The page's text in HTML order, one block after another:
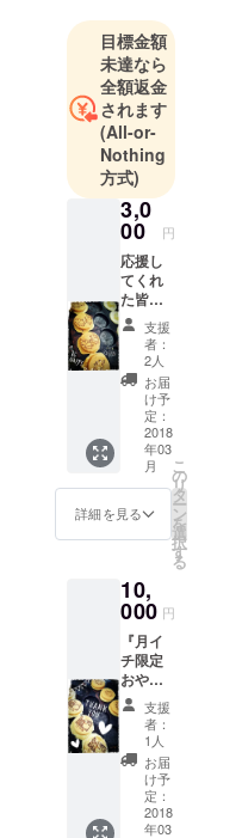
日本手芸教
会推進委
員）、選挙
活動（ウグ
イス嬢なの
で）、まち
づくり
（えぇ、趣
味ですが何
か？）、映
画鑑賞、美
味しいもの
を食べるこ
と、などな
【友達リク
エストにつ
いて】
----------------
----------------
基本的に
「面識のあ
る方」
「近々会う
予定の方」
「友達から
紹介された
方」のみ承
目標金額
未達なら
全額返金
されます
(All-or-
Nothing
方式)
3,0
00 円
応援し
てくれ
た皆さ
んのお
名前を
車に刻
みたい
と思っ
ていま
す。 ※
車のど
こに刻
むかは
車屋さ
んと相
談しま
名前の
入った
画像を
メール
で送ら
せて頂
きま
す。
支援
者：
2人
お届
け予
定：
2018
年03
月
詳細を見る
こ
の
リ
タ
ー
ン
を
選
択
す
る
10,
000 円
『月イ
チ限定
おやき
を含む
おやき
の詰め
合わ
せ』の
発送を
致しま
す！ １
支援
者：
1人
お届
け予
定：
2018
年03